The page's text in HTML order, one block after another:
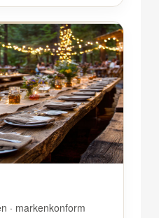
· markenkonform